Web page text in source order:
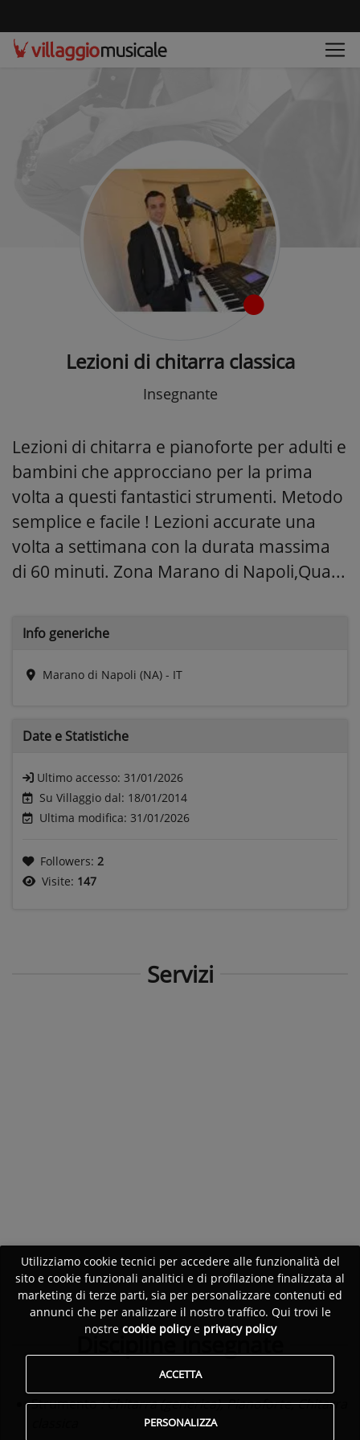
Lezioni di chitarra classica
Insegnante
Lezioni di chitarra e pianoforte per adulti e
bambini che approcciano per la prima
volta a questi fantastici strumenti. Metodo
semplice e facile ! Lezioni accurate una
volta a settimana con la durata massima
di 60 minuti. Zona Marano di Napoli,Qua...
Info generiche
Marano di Napoli (NA) - IT
Date e Statistiche
Ultimo accesso: 31/01/2026
Su Villaggio dal: 18/01/2014
Ultima modifica: 31/01/2026
Followers: 2
Visite: 147
Servizi
Discipline insegnate
Strumento: Chitarra (generica), Pianoforte, Chitarra
Utilizziamo cookie tecnici per accedere alle funzionalità del
sito e cookie funzionali analitici e di profilazione finalizzata al
marketing di terze parti, sia per personalizzare contenuti ed
annunci che per analizzare il nostro traffico. Qui trovi le
nostre cookie policye privacy policy
ACCETTA
PERSONALIZZA